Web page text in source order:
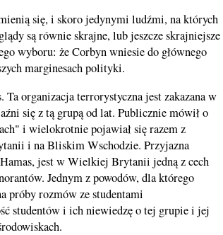
się, i skoro jedynymi ludźmi, na których
są równie skrajne, lub jeszcze skrajniejsze
wyboru: że Corbyn wniesie do głównego
marginesach polityki.
organizacja terrorystyczna jest zakazana w
się z tą grupą od lat. Publicznie mówił o
i wielokrotnie pojawiał się razem z
i na Bliskim Wschodzie. Przyjazna
jest w Wielkiej Brytanii jedną z cech
Jednym z powodów, dla którego
próby rozmów ze studentami
studentów i ich niewiedzę o tej grupie i jej